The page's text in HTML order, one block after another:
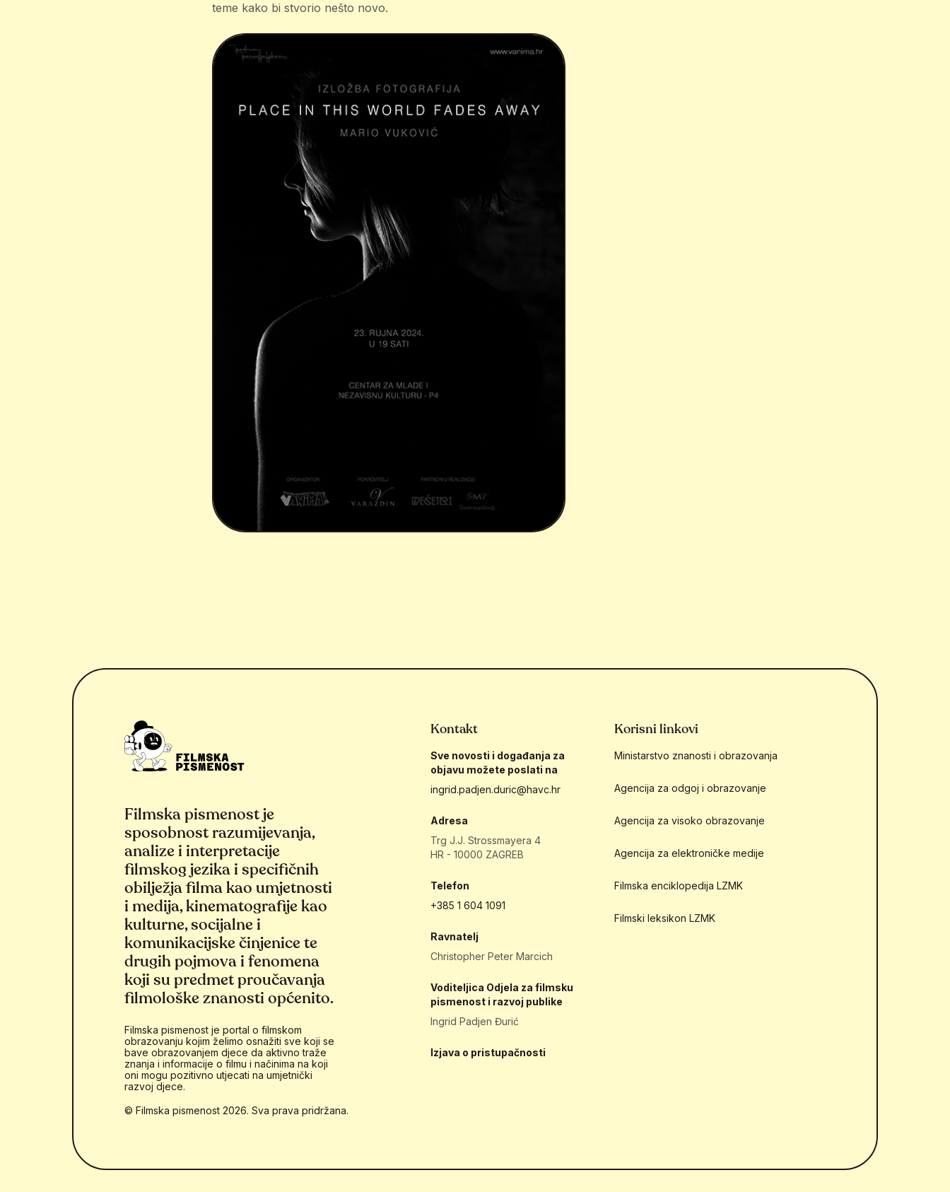
teme kako bi stvorio nešto novo.
Filmska pismenost je
sposobnost razumijevanja,
analize i interpretacije
filmskog jezika i specifičnih
obilježja filma kao umjetnosti
i medija, kinematografije kao
kulturne, socijalne i
komunikacijske činjenice te
drugih pojmova i fenomena
koji su predmet proučavanja
filmološke znanosti općenito.
Filmska pismenost je portal o filmskom
obrazovanju kojim želimo osnažiti sve koji se
bave obrazovanjem djece da aktivno traže
znanja i informacije o filmu i načinima na koji
oni mogu pozitivno utjecati na umjetnički
razvoj djece.
Kontakt
Sve novosti i događanja za
objavu možete poslati na
ingrid.padjen.duric@havc.hr
Adresa
Trg J.J. Strossmayera 4
HR - 10000 ZAGREB
Telefon
+385 1 604 1091
Ravnatelj
Christopher Peter Marcich
Voditeljica Odjela za filmsku
pismenost i razvoj publike
Ingrid Padjen Đurić
Izjava o pristupačnosti
Korisni linkovi
Ministarstvo znanosti i obrazovanja
Agencija za odgoj i obrazovanje
Agencija za visoko obrazovanje
Agencija za elektroničke medije
Filmska enciklopedija LZMK
Filmski leksikon LZMK
© Filmska pismenost 2026. Sva prava pridržana.